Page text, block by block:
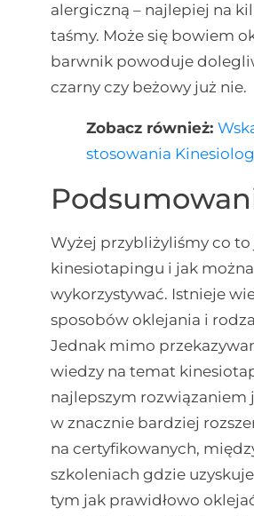
alergiczną – najlepiej na
taśmy. Może się bowiem
barwnik powoduje
czarny czy beżowy już nie.
Zobacz również:
stosowania
Wyżej przybliżyliśmy co
kinesiotapingu i jak
wykorzystywać. Istnieje
sposobów oklejania i
Jednak mimo
wiedzy na temat
najlepszym rozwiązaniem
w znacznie bardziej
na certyfikowanych,
szkoleniach gdzie
tym jak prawidłowo